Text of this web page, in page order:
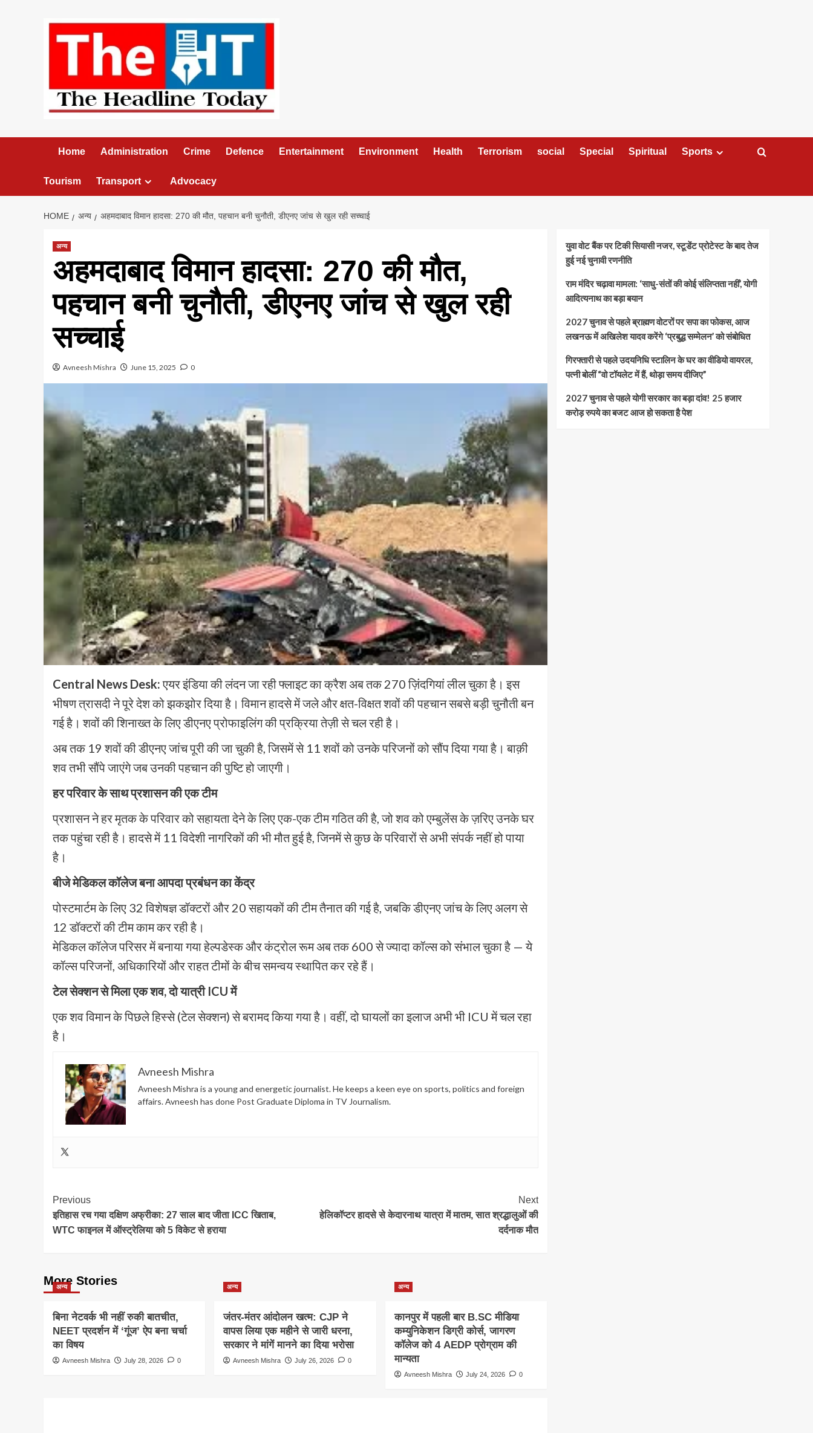
Home Administration Crime Defence Entertainment Environment Health Terrorism social Special Spiritual Sports
Tourism Transport Advocacy
HOME अन्य अहमदाबाद विमान हादसा: 270 की मौत, पहचान बनी चुनौती, डीएनए जांच से खुल रही सच्चाई
अन्य
अहमदाबाद विमान हादसा: 270 की मौत,
पहचान बनी चुनौती, डीएनए जांच से खुल रही
सच्चाई
Avneesh Mishra June 15, 2025 0
Central News Desk:एयर इंडिया की लंदन जा रही फ्लाइट का क्रैश अब तक 270 ज़िंदगियां लील चुका है। इस
भीषण त्रासदी ने पूरे देश को झकझोर दिया है। विमान हादसे में जले और क्षत-विक्षत शवों की पहचान सबसे बड़ी चुनौती बन
गई है। शवों की शिनाख्त के लिए डीएनए प्रोफाइलिंग की प्रक्रिया तेज़ी से चल रही है।
अब तक 19 शवों की डीएनए जांच पूरी की जा चुकी है, जिसमें से 11 शवों को उनके परिजनों को सौंप दिया गया है। बाक़ी
शव तभी सौंपे जाएंगे जब उनकी पहचान की पुष्टि हो जाएगी।
हर परिवार के साथ प्रशासन की एक टीम
प्रशासन ने हर मृतक के परिवार को सहायता देने के लिए एक-एक टीम गठित की है, जो शव को एम्बुलेंस के ज़रिए उनके घर
तक पहुंचा रही है। हादसे में 11 विदेशी नागरिकों की भी मौत हुई है, जिनमें से कुछ के परिवारों से अभी संपर्क नहीं हो पाया
है।
बीजे मेडिकल कॉलेज बना आपदा प्रबंधन का केंद्र
पोस्टमार्टम के लिए 32 विशेषज्ञ डॉक्टरों और 20 सहायकों की टीम तैनात की गई है, जबकि डीएनए जांच के लिए अलग से
12 डॉक्टरों की टीम काम कर रही है।
मेडिकल कॉलेज परिसर में बनाया गया हेल्पडेस्क और कंट्रोल रूम अब तक 600 से ज्यादा कॉल्स को संभाल चुका है — ये
कॉल्स परिजनों, अधिकारियों और राहत टीमों के बीच समन्वय स्थापित कर रहे हैं।
टेल सेक्शन से मिला एक शव, दो यात्री ICU में
एक शव विमान के पिछले हिस्से (टेल सेक्शन) से बरामद किया गया है। वहीं, दो घायलों का इलाज अभी भी ICU में चल रहा
है।
Avneesh Mishra
Avneesh Mishra is a young and energetic journalist. He keeps a keen eye on sports, politics and foreign
affairs. Avneesh has done Post Graduate Diploma in TV Journalism.
Post
Navigation
Previous
इतिहास रच गया दक्षिण अफ्रीका: 27 साल बाद जीता ICC खिताब,
WTC फाइनल में ऑस्ट्रेलिया को 5 विकेट से हराया
Next
हेलिकॉप्टर हादसे से केदारनाथ यात्रा में मातम, सात श्रद्धालुओं की
दर्दनाक मौत
More Stories
अन्य
बिना नेटवर्क भी नहीं रुकी बातचीत,
NEET प्रदर्शन में ‘गूंज’ ऐप बना चर्चा
का विषय
Avneesh Mishra July 28, 2026 0
अन्य
जंतर-मंतर आंदोलन खत्म: CJP ने
वापस लिया एक महीने से जारी धरना,
सरकार ने मांगें मानने का दिया भरोसा
Avneesh Mishra July 26, 2026 0
अन्य
कानपुर में पहली बार B.SC मीडिया
कम्युनिकेशन डिग्री कोर्स, जागरण
कॉलेज को 4 AEDP प्रोग्राम की
मान्यता
Avneesh Mishra July 24, 2026 0
युवा वोट बैंक पर टिकी सियासी नजर, स्टूडेंट प्रोटेस्ट के बाद तेज
हुई नई चुनावी रणनीति
राम मंदिर चढ़ावा मामला: ‘साधु-संतों की कोई संलिप्तता नहीं’, योगी
आदित्यनाथ का बड़ा बयान
2027 चुनाव से पहले ब्राह्मण वोटरों पर सपा का फोकस, आज
लखनऊ में अखिलेश यादव करेंगे ‘प्रबुद्ध सम्मेलन’ को संबोधित
गिरफ्तारी से पहले उदयनिधि स्टालिन के घर का वीडियो वायरल,
पत्नी बोलीं “वो टॉयलेट में हैं, थोड़ा समय दीजिए”
2027 चुनाव से पहले योगी सरकार का बड़ा दांव! 25 हजार
करोड़ रुपये का बजट आज हो सकता है पेश